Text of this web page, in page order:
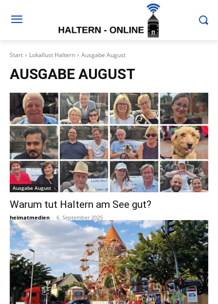
Start Lokallust Haltern Ausgabe August
AUSGABE AUGUST
Ausgabe August
Warum tut Haltern am See gut?
heimatmedien - 6. September 2025